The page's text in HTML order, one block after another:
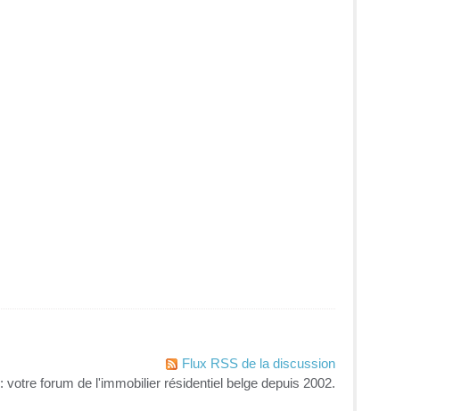
Flux RSS de la discussion
: votre forum de l'immobilier résidentiel belge depuis 2002.